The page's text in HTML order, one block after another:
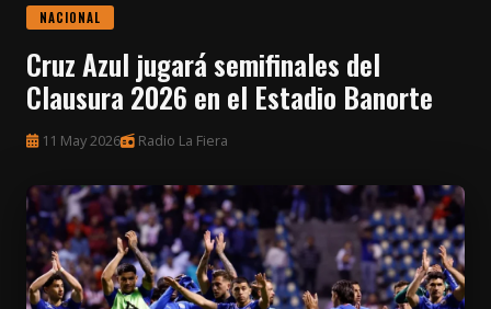
NACIONAL
Cruz Azul jugará semifinales del
Clausura 2026 en el Estadio Banorte
11 May 2026 Radio La Fiera